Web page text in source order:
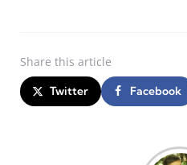
Share this article
Twitter Facebook